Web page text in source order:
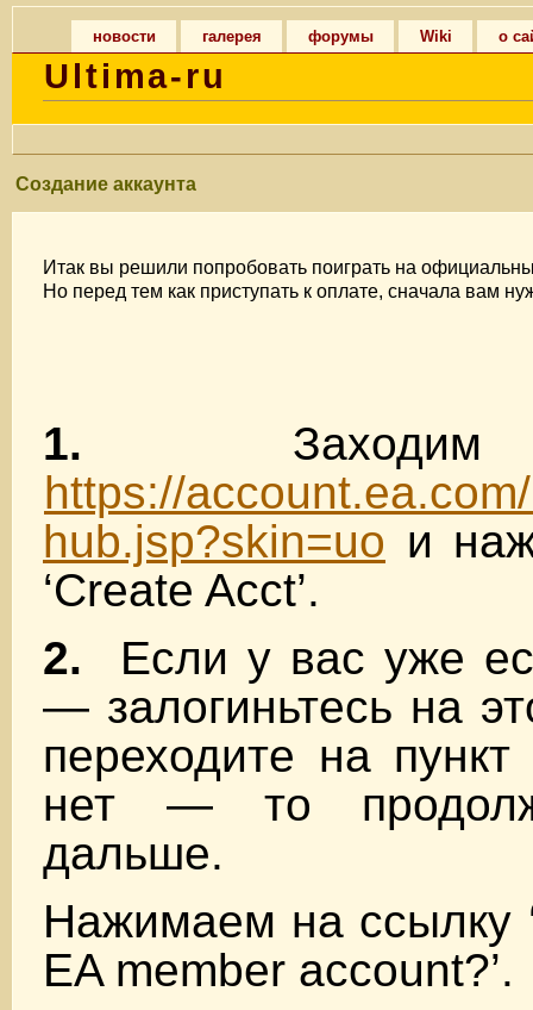
новости галерея форумы Wiki о
Ultima-ru
Создание аккаунта
Итак вы решили попробовать поиграть на
Но перед тем как приступать к оплате, сначала вам
1. Заходим
https://
hub.jsp?skin=uo и
‘Create Acct’.
2. Если у вас уже
— залогиньтесь на
переходите на пункт
нет — то
дальше.
Нажимаем на ссылку
EA member account?’.